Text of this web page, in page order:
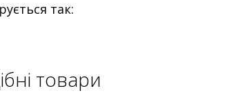
так:
товари